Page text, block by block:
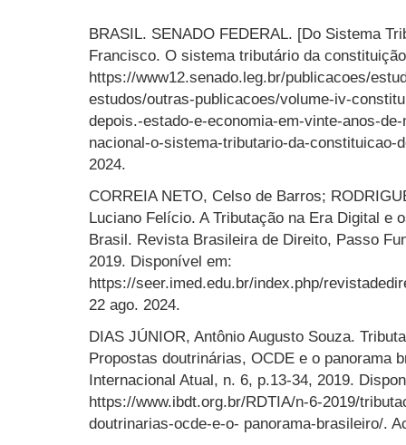
BRASIL. SENADO FEDERAL. [Do Sistema
Francisco. O sistema tributário da
https://www12.senado.leg.br/publicacoes/
estudos/outras-publicacoes/volume-iv-
depois.-estado-e-economia-em-vinte-anos-
nacional-o-sistema-tributario-da-constituicao-
2024.
CORREIA NETO, Celso de Barros;
Luciano Felício. A Tributação na Era Digital e
Brasil. Revista Brasileira de Direito, Passo
2019. Disponível em:
https://seer.imed.edu.br/index.php/
22 ago. 2024.
DIAS JÚNIOR, Antônio Augusto Souza.
Propostas doutrinárias, OCDE e o panorama
Internacional Atual, n. 6, p.13-34, 2019.
https://www.ibdt.org.br/RDTIA/n-6-2019/
doutrinarias-ocde-e-o- panorama-brasileiro/.